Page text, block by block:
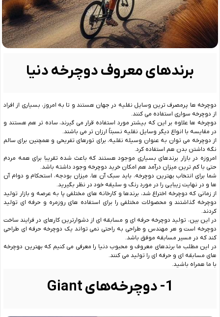
برندهای معروف دوچرخه دنیا
دوچرخه‌ ها پرمصرف‌ ترین وسایل نقلیه در جهان هستند و تا به امروز، بسیاری از افراد
از دوچرخه سواری استفاده می ‌کنند.
دوچرخه ‌ها علاوه بر این که بیشتر مورد استفاده قرار می‌ گیرند، ساده ‌تر هم هستند و
در مقایسه با انواع دیگر وسایل نقلیه نسبتاً ارزان ‌تر می ‌باشند.
از دوچرخه می ‌توان به عنوان وسیله نقلیه، برای تورهای تفریحی و همچنین برای سالم
نگه داشتن بدن هم استفاده کرد.
امروزه در بازار برندهای بسیاری موجود هستند که باعث شده تقریبا برای همه مردم
حتی با کم ترین میزان درآمد هم امکان خرید دوچرخه وجود داشته باشد.
شما برای انتخاب بهترین دوچرخه، باید سبک آن ها، میزان بودجه، استحکام و دوام آن
ها و در نهایت زیبایی را در مورد رنگ و سلیقه خود در نظر بگیرید.
از زمانی که دوچرخه اختراع شد، برندها و کارخانه‌ های مختلفی پا به عرصه و بازار تولید
دوچرخه گذاشتند و محصولات مختلفی را برای استفاده‌ های روزمره و حرفه ‌ای تولید
کردند.
در این بین، تولید دوچرخه حرفه‌ ای و مسابقه ‌ای از دشوارترین کارهای در فرایند ساخت
دوچرخه است و هر مهندس و طراحی به راحتی نمی‌ تواند یک دوچرخه حرفه ‌ای طراحی
کند که در مسیر مسابقه موفق باشد.
در این مطلب ما برندهای معروف و محبوب دنیا را معرفی می‌ کنیم که بهترین دوچرخه‌
های مسابقه ‌ای و حرفه ‌ای را تولید می ‌کنند.
با ما همراه باشید.
1- دوچرخه‌های Giant